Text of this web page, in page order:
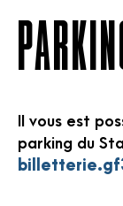
Il vous est
parking du